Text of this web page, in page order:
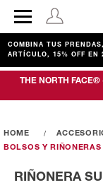
COMBINA TUS
ARTÍCULO, 15% OFF EN
THE NORTH
BOLSOS Y RIÑONERAS
RIÑONERA